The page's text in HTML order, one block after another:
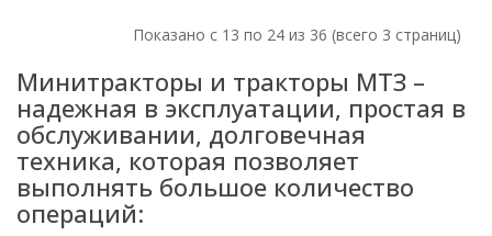
Показано с 13 по 24 из 36 (всего 3 страниц)
Минитракторы и тракторы МТЗ –
надежная в эксплуатации, простая в
обслуживании, долговечная
техника, которая позволяет
выполнять большое количество
операций: